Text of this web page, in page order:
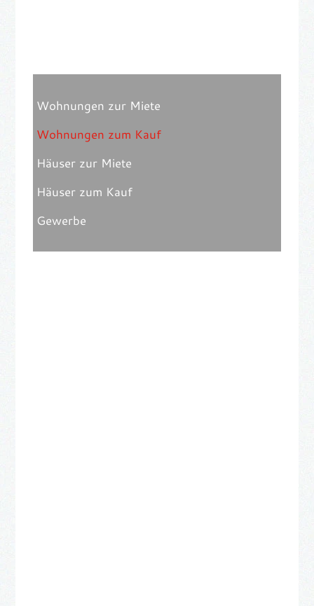
Wohnungen zur Miete
Wohnungen zum Kauf
Häuser zur Miete
Häuser zum Kauf
Gewerbe